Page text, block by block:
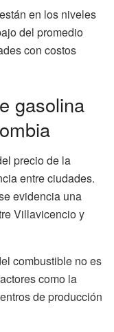
en los niveles
del promedio
con costos
gasolina
precio de la
entre ciudades.
evidencia una
Villavicencio y
combustible no es
como la
de producción